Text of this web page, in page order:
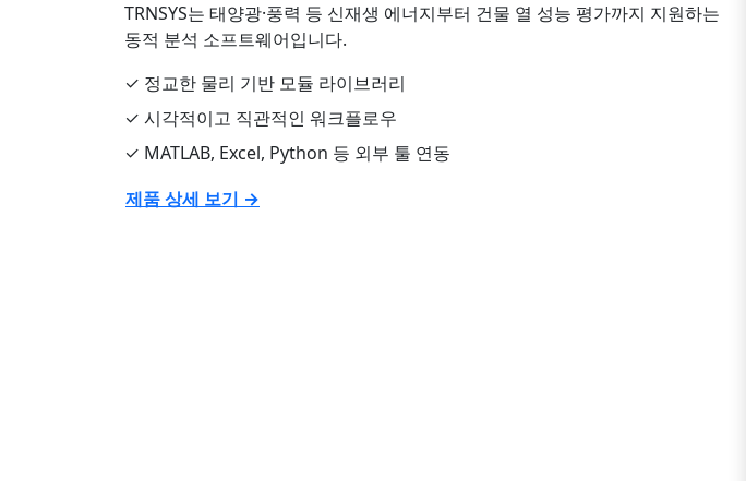
TRNSYS는 태양광·풍력 등 신재생 에너지부터 건물 열 성능 평가까지 지원하는
동적 분석 소프트웨어입니다.
✓ 정교한 물리 기반 모듈 라이브러리
✓ 시각적이고 직관적인 워크플로우
✓ MATLAB, Excel, Python 등 외부 툴 연동
제품 상세 보기 →